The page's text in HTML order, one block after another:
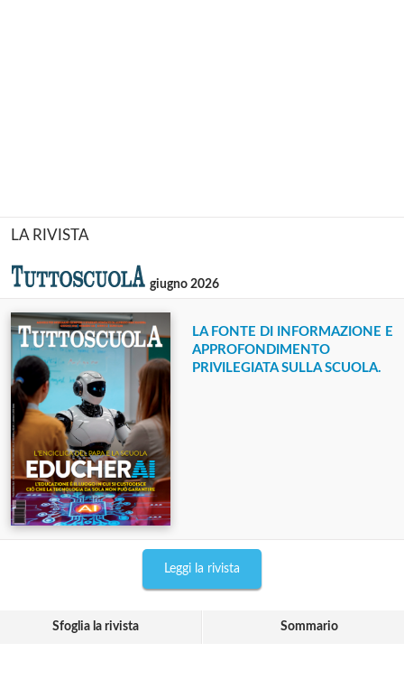
LA RIVISTA
giugno 2026
LA FONTE DI INFORMAZIONE E
APPROFONDIMENTO
PRIVILEGIATA SULLA SCUOLA.
Leggi la rivista
Sfoglia la rivista Sommario